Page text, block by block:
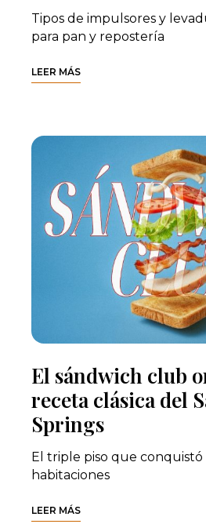
Tipos de impulsores y
para pan y repostería
LEER MÁS
El sándwich club
receta clásica del
Springs
El triple piso que conquistó
habitaciones
LEER MÁS